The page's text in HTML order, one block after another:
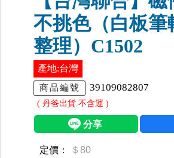
不挑色（白板筆
整理）C1502
產地:台灣
商品編號 39109082807
( 丹爸出貨.不含運 )
定價： ＄80